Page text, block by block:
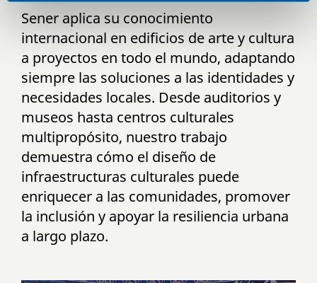
Sener aplica su conocimiento
internacional en edificios de arte y cultura
a proyectos en todo el mundo, adaptando
siempre las soluciones a las identidades y
necesidades locales. Desde auditorios y
museos hasta centros culturales
multipropósito, nuestro trabajo
demuestra cómo el diseño de
infraestructuras culturales puede
enriquecer a las comunidades, promover
la inclusión y apoyar la resiliencia urbana
a largo plazo.